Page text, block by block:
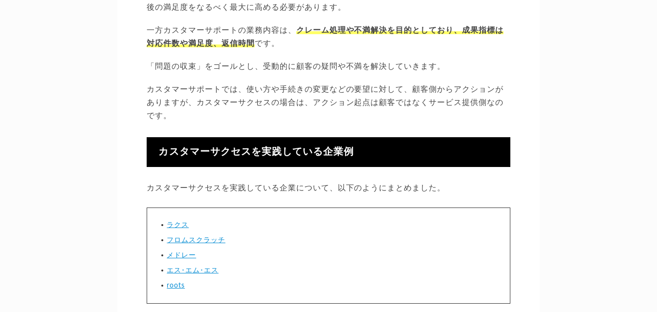
後の満足度をなるべく最大に高める必要があります。
一方カスタマーサポートの業務内容は、 クレーム処理や不満解決を目的としており、成果指標は
対応件数や満足度、返信時間です。
「問題の収束」をゴールとし、受動的に顧客の疑問や不満を解決していきます。
カスタマーサポートでは、使い方や手続きの変更などの要望に対して、顧客側からアクションが
ありますが、カスタマーサクセスの場合は、アクション起点は顧客ではなくサービス提供側なの
です。
カスタマーサクセスを実践している企業例
カスタマーサクセスを実践している企業について、以下のようにまとめました。
ラクス
フロムスクラッチ
メドレー
エス･エム･エス
roots